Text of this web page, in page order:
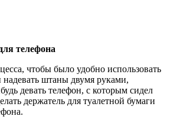
телефона
чтобы было удобно использовать
надевать штаны двумя руками,
девать телефон, с которым сидел
держатель для туалетной бумаги